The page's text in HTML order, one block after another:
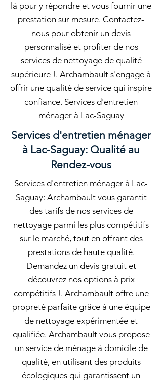
là pour y répondre et vous fournir une
prestation sur mesure. Contactez-
nous pour obtenir un devis
personnalisé et profiter de nos
services de nettoyage de qualité
supérieure !. Archambault s'engage à
offrir une qualité de service qui inspire
confiance. Services d'entretien
ménager à Lac-Saguay
Services d'entretien ménager
à Lac-Saguay: Qualité au
Rendez-vous
Services d'entretien ménager à Lac-
Saguay: Archambault vous garantit
des tarifs de nos services de
nettoyage parmi les plus compétitifs
sur le marché, tout en offrant des
prestations de haute qualité.
Demandez un devis gratuit et
découvrez nos options à prix
compétitifs !. Archambault offre une
propreté parfaite grâce à une équipe
de nettoyage expérimentée et
qualifiée. Archambault vous propose
un service de ménage à domicile de
qualité, en utilisant des produits
écologiques qui garantissent un